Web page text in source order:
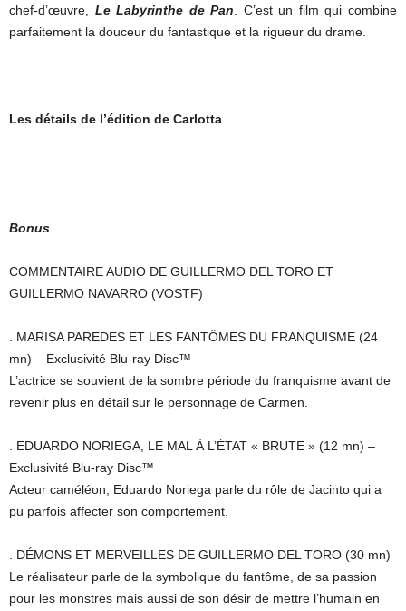
chef-d’œuvre, Le Labyrinthe de Pan . C’est un film qui combine
parfaitement la douceur du fantastique et la rigueur du drame.
Les détails de l’édition de Carlotta
Bonus
COMMENTAIRE AUDIO DE GUILLERMO DEL TORO ET
GUILLERMO NAVARRO (VOSTF)
. MARISA PAREDES ET LES FANTÔMES DU FRANQUISME (24
mn) – Exclusivité Blu-ray Disc™
L’actrice se souvient de la sombre période du franquisme avant de
revenir plus en détail sur le personnage de Carmen.
. EDUARDO NORIEGA, LE MAL À L’ÉTAT « BRUTE » (12 mn) –
Exclusivité Blu-ray Disc™
Acteur caméléon, Eduardo Noriega parle du rôle de Jacinto qui a
pu parfois affecter son comportement.
. DÉMONS ET MERVEILLES DE GUILLERMO DEL TORO (30 mn)
Le réalisateur parle de la symbolique du fantôme, de sa passion
pour les monstres mais aussi de son désir de mettre l’humain en